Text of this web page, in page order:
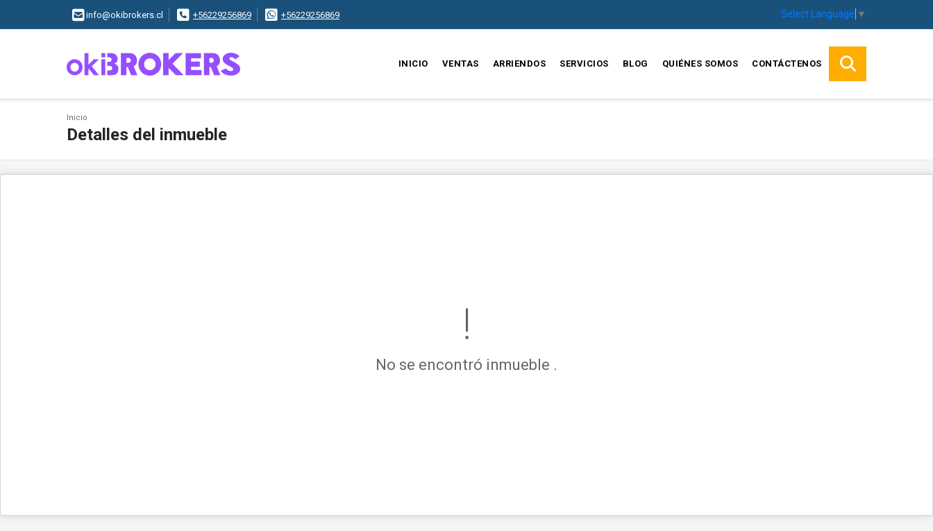
info@okibrokers.cl +56229256869 +56229256869 Select Language ▼
INICIO VENTAS ARRIENDOS SERVICIOS BLOG QUIÉNES SOMOS CONTÁCTENOS
Inicio
Detalles del inmueble
No se encontró inmueble .